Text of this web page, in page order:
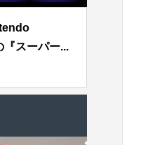
スーパー...